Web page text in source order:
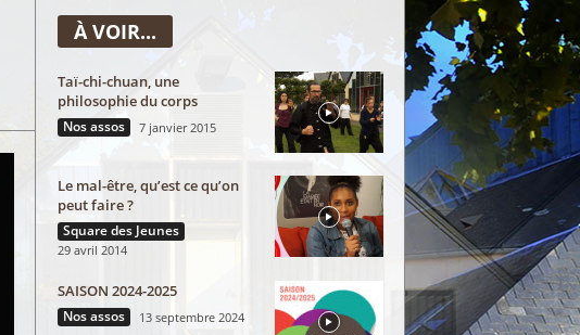
À VOIR...
Taï-chi-chuan, une
philosophie du corps
Nos assos 7 janvier 2015
Le mal-être, qu’est ce qu’on
peut faire ?
Square des Jeunes
29 avril 2014
SAISON 2024-2025
Nos assos 13 septembre 2024